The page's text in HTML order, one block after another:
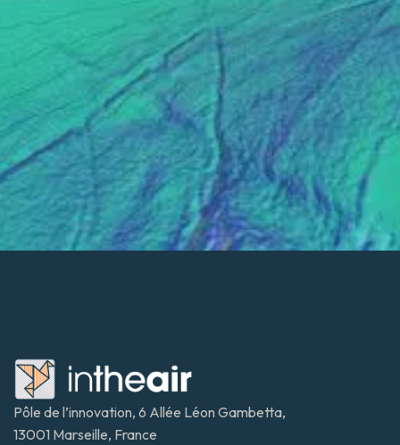
infrastructures pour des performances durables.
Contacter notre service commercial
Pôle de l’innovation, 6 Allée Léon Gambetta,
13001 Marseille, France